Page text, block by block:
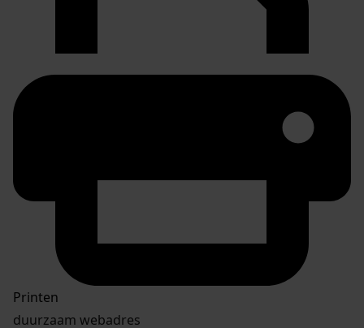
Printen
duurzaam webadres